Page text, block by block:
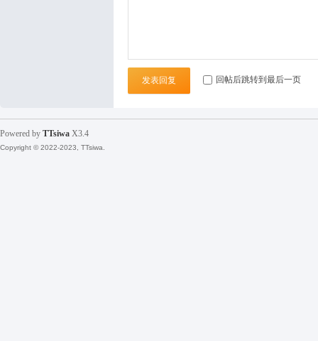
论
发表回复 回帖后跳转到最后一页
Powered by TTsiwa X3.4
Copyright © 2022-2023, TTsiwa.